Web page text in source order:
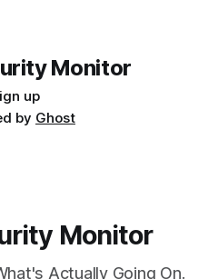
низьколітні цілі все ще
Monitor
up
by Ghost
Monitor
Actually Going On.